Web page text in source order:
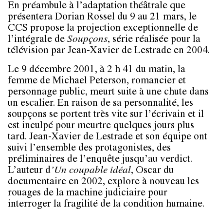
En préambule à l’adaptation théâtrale que
présentera Dorian Rossel du 9 au 21 mars, le
CCS propose la projection exceptionnelle de
l’intégrale de Soupçons, série réalisée pour la
télévision par Jean-Xavier de Lestrade en 2004.
Le 9 décembre 2001, à 2 h 41 du matin, la
femme de Michael Peterson, romancier et
personnage public, meurt suite à une chute dans
un escalier. En raison de sa personnalité, les
soupçons se portent très vite sur l’écrivain et il
est inculpé pour meurtre quelques jours plus
tard. Jean-Xavier de Lestrade et son équipe ont
suivi l’ensemble des protagonistes, des
préliminaires de l’enquête jusqu’au verdict.
L’auteur d’Un coupable idéal, Oscar du
documentaire en 2002, explore à nouveau les
rouages de la machine judiciaire pour
interroger la fragilité de la condition humaine.